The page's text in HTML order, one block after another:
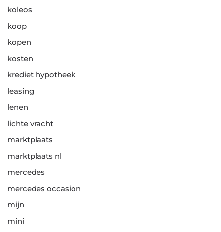
koleos
koop
kopen
kosten
krediet hypotheek
leasing
lenen
lichte vracht
marktplaats
marktplaats nl
mercedes
mercedes occasion
mijn
mini